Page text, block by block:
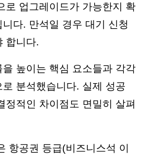
로 업그레이드가 가능한지 확
다. 만석일 경우 대기 신청
합니다.
높이는 핵심 요소들과 각각
분석했습니다. 실제 성공
정적인 차이점도 면밀히 살펴
항공권 등급(비즈니스석 이